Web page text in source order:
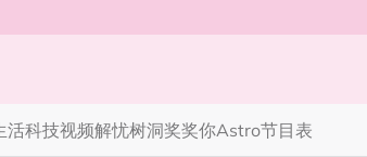
活科技视频解忧树洞奖奖你Astro节目表